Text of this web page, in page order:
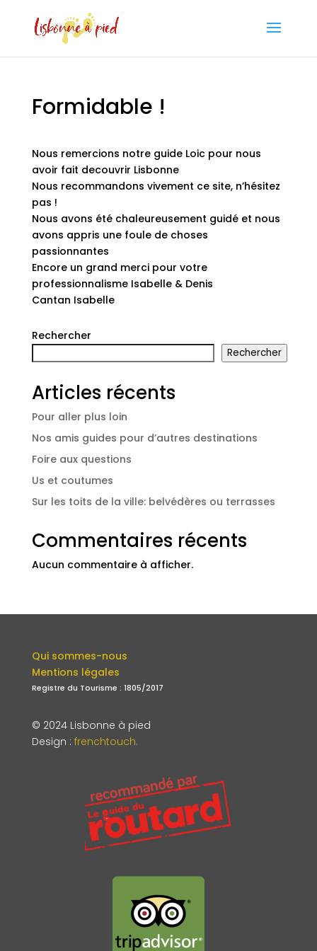
Formidable !
Nous remercions notre guide Loic pour nous
avoir fait decouvrir Lisbonne
Nous recommandons vivement ce site, n’hésitez
pas !
Nous avons été chaleureusement guidé et nous
avons appris une foule de choses
passionnantes
Encore un grand merci pour votre
professionnalisme Isabelle & Denis
Cantan Isabelle
Rechercher
Rechercher
Articles récents
Pour aller plus loin
Nos amis guides pour d’autres destinations
Foire aux questions
Us et coutumes
Sur les toits de la ville: belvédères ou terrasses
Commentaires récents
Aucun commentaire à afficher.
Qui sommes-nous
Mentions légales
Registre du Tourisme : 1805/2017
© 2024 Lisbonne à pied
Design : frenchtouch.